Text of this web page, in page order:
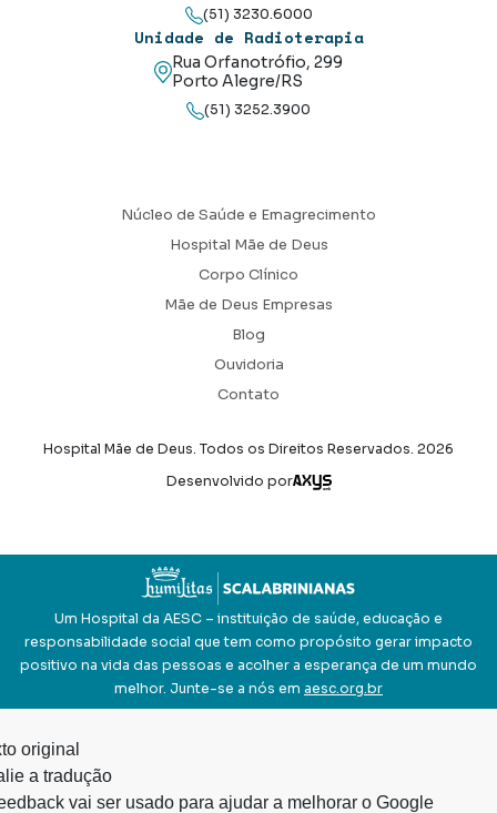
(51) 3230.6000
Unidade de Radioterapia
Rua Orfanotrófio, 299
Porto Alegre/RS
(51) 3252.3900
Núcleo de Saúde e Emagrecimento
Hospital Mãe de Deus
Corpo Clínico
Mãe de Deus Empresas
Blog
Ouvidoria
Contato
Hospital Mãe de Deus. Todos os Direitos Reservados. 2026
Desenvolvido por
Axysweb
Um Hospital da AESC – instituição de saúde, educação e
responsabilidade social que tem como propósito gerar impacto
positivo na vida das pessoas e acolher a esperança de um mundo
melhor. Junte-se a nós em aesc.org.br
original
a tradução
vai ser usado para ajudar a melhorar o Google